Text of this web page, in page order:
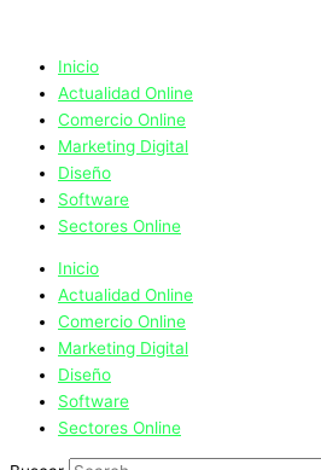
contenido
Inicio
Actualidad Online
Comercio Online
Marketing Digital
Diseño
Software
Sectores Online
Inicio
Actualidad Online
Comercio Online
Marketing Digital
Diseño
Software
Sectores Online